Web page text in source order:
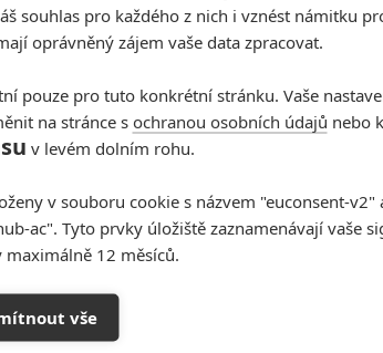
souhlas pro každého z nich i vznést námitku
oprávněný zájem vaše data zpracovat.
pouze pro tuto konkrétní stránku. Vaše
na stránce s ochranou osobních údajů nebo
v levém dolním rohu.
v souboru cookie s názvem "euconsent-v2"
ac". Tyto prvky úložiště zaznamenávají vaše
maximálně 12 měsíců.
vše